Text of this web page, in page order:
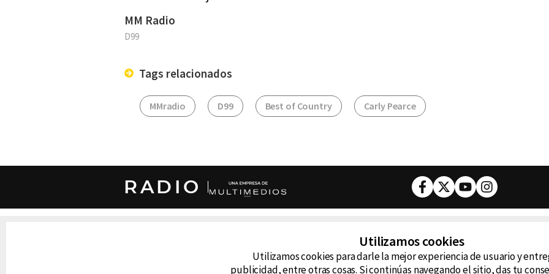
MM Radio
D99
Tags relacionados
MMradio D99 Best of Country Carly Pearce
RADIO Facebook
TwitterYoutubeInstagram
cualquier medio electrónico o magnético.
D99
Utilizamos cookies
Utilizamos cookies para darle la mejor experiencia de usuario y
publicidad, entre otras cosas. Si continúas navegando el sitio, das tu